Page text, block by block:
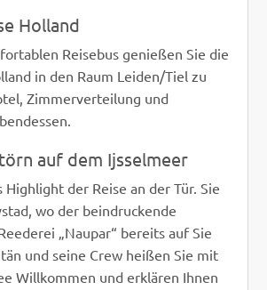
Holland
Reisebus genießen Sie die
in den Raum Leiden/Tiel zu
Zimmerverteilung und
auf dem Ijsselmeer
der Reise an der Tür. Sie
wo der beindruckende
„Naupar“ bereits auf Sie
und seine Crew heißen Sie mit
Willkommen und erklären Ihnen